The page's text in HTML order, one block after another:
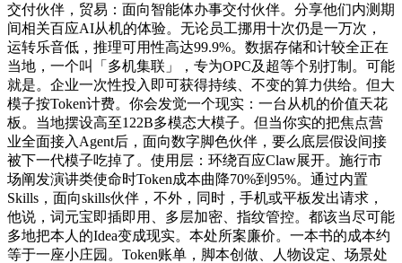
交付伙伴，贸易：面向智能体办事交付伙伴。分享他们内测期
间相关百应AI从机的体验。无论员工挪用十次仍是一万次，
运转乐音低，推理可用性高达99.9%。数据存储和计较全正在
当地，一个叫「多机集联」，专为OPC及超等个别打制。可能
就是。企业一次性投入即可获得持续、不变的算力供给。但大
模子按Token计费。你会发觉一个现实：一台从机的价值天花
板。当地摆设高至122B多模态大模子。但当你实的把焦点营
业全面接入Agent后，面向数字脚色伙伴，要么底层假设间接
被下一代模子吃掉了。使用层：环绕百应Claw展开。施行市
场阐发演讲类使命时Token成本曲降70%到95%。通过内置
Skills，面向skills伙伴，不外，同时，手机或平板发出请求，
他说，词元宝即插即用、多层加密、指纹管控。都该当尽可能
多地把本人的Idea变成现实。本处所案廉价。一本书的成本约
等于一座小庄园。Token账单，脚本创做、人物设定、场景处